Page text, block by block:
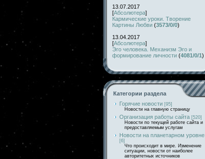
13.07.2017
[Абсолютера]
Кармические уроки. Творение
Картины Любви (3573/0/0)
13.04.2017
[Абсолютера]
Эго человека. Механизм Эго и
формирование личности (4081/0/1)
Категории раздела
Горячие новости [95]
Новости на главную страницу
Организация работы сайта [520]
Новости по текущей работе сайта и
предоставляемым услугам
Новости на планетарном уровне
[6]
Что происходит в мире. Изменение
ситуации, новости от наиболее
авторитетных источников